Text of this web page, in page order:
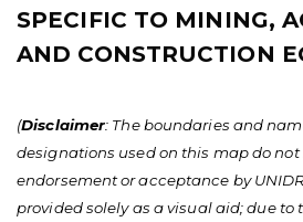
SPECIFIC TO MINING,
AND CONSTRUCTION
(Disclaimer: The boundaries and
designations used on this map do
endorsement or acceptance by
provided solely as a visual aid; due